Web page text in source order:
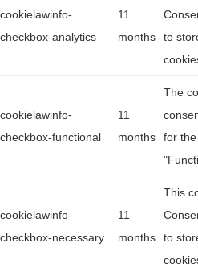
cookielawinfo-
checkbox-analytics
11
months
to
cookielawinfo-
checkbox-functional
11
months
The
for
cookielawinfo-
checkbox-necessary
11
months
This
to